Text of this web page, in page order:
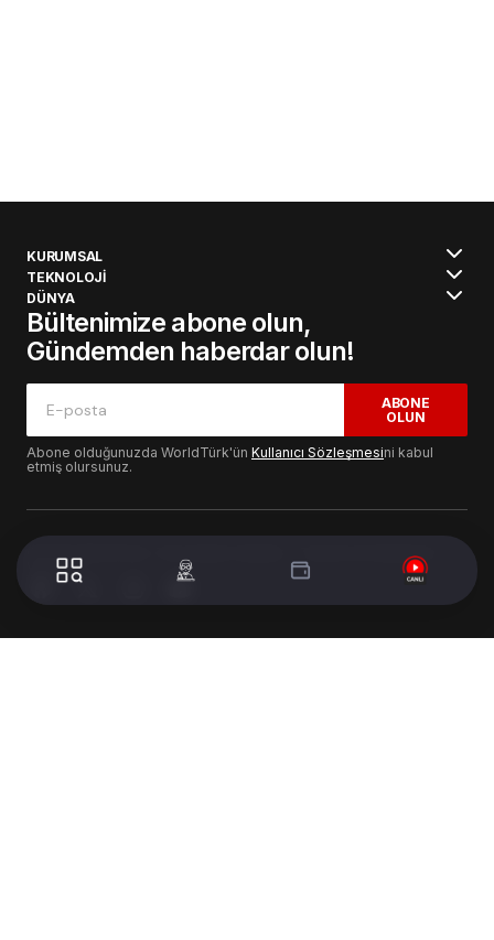
KURUMSAL
TEKNOLOJİ
DÜNYA
Bültenimize abone olun,
Gündemden haberdar olun!
ABONE
OLUN
Abone olduğunuzda WorldTürk'ün Kullanıcı Sözleşmesini kabul
etmiş olursunuz.
© 2024 WorldTurk. Tüm Hakları Saklıdır. - Tasarım & Geliştirme :
Volion's